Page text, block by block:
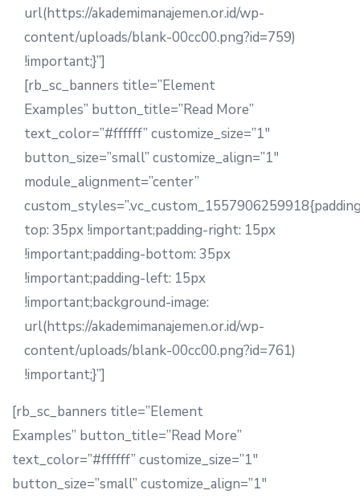
url(https://akademimanajemen.or.id/wp-
content/uploads/blank-00cc00.png?id=759)
!important;}”]
[rb_sc_banners title=”Element
Examples” button_title=”Read More”
text_color=”#ffffff” customize_size=”1″
button_size=”small” customize_align=”1″
module_alignment=”center”
top: 35px !important;padding-right: 15px
!important;padding-bottom: 35px
!important;padding-left: 15px
!important;background-image:
url(https://akademimanajemen.or.id/wp-
content/uploads/blank-00cc00.png?id=761)
!important;}”]
[rb_sc_banners title=”Element
Examples” button_title=”Read More”
text_color=”#ffffff” customize_size=”1″
button_size=”small” customize_align=”1″